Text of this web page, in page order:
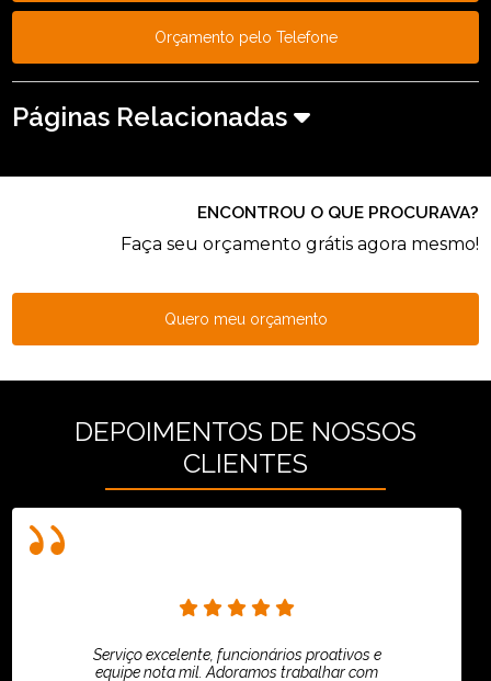
Orçamento pelo Telefone
Páginas Relacionadas
ENCONTROU O QUE PROCURAVA?
Faça seu orçamento grátis agora mesmo!
Quero meu orçamento
DEPOIMENTOS DE NOSSOS
CLIENTES
Serviço excelente, funcionários proativos e
equipe nota mil. Adoramos trabalhar com